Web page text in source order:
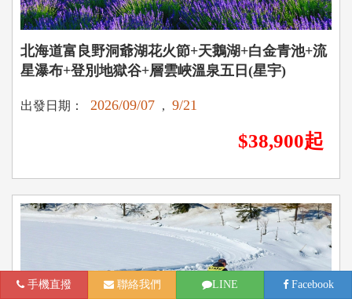
北海道富良野洞爺湖花火節+天鵝湖+白金青池+流
星瀑布+登別地獄谷+層雲峽溫泉五日(星宇)
出發日期： 2026/09/07 , 9/21
$38,900起
手機直撥 聯絡我們 LINE Facebook